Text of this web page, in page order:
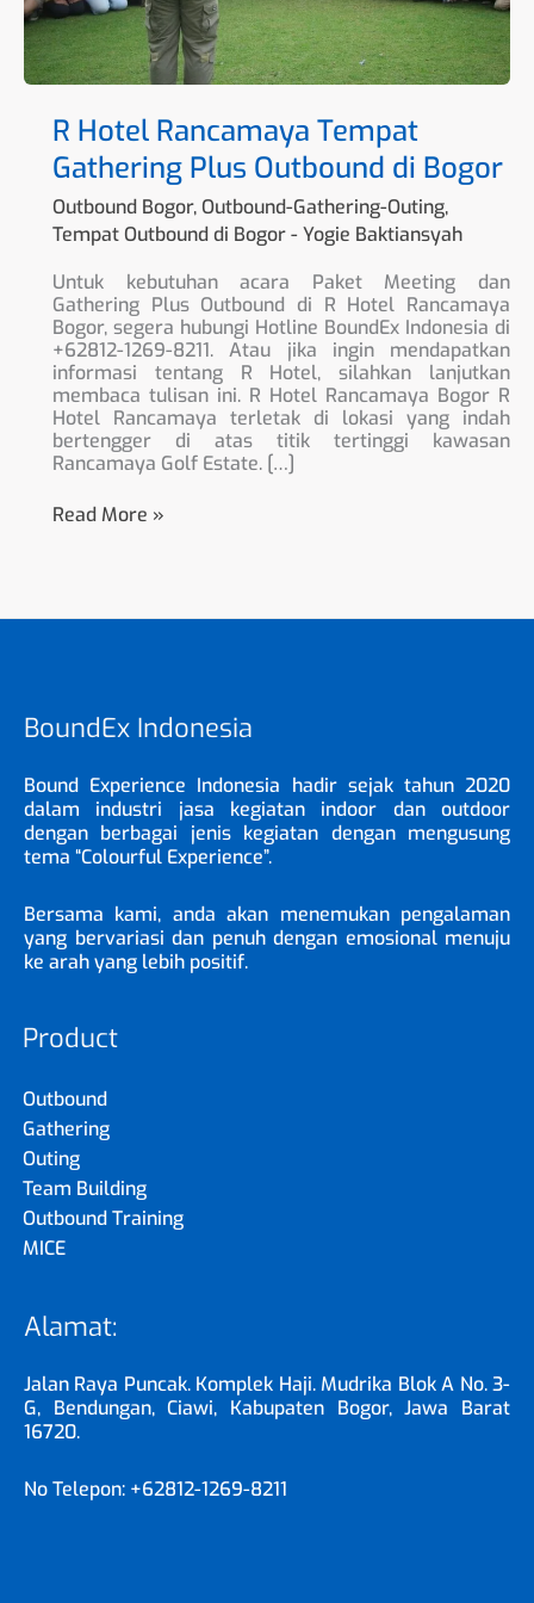
R Hotel Rancamaya Tempat
Gathering Plus Outbound di Bogor
Outbound Bogor, Outbound-Gathering-Outing,
Tempat Outbound di Bogor-Yogie Baktiansyah
Untuk kebutuhan acara Paket Meeting dan
Gathering Plus Outbound di R Hotel Rancamaya
Bogor, segera hubungi Hotline BoundEx Indonesia di
+62812-1269-8211. Atau jika ingin mendapatkan
informasi tentang R Hotel, silahkan lanjutkan
membaca tulisan ini. R Hotel Rancamaya Bogor R
Hotel Rancamaya terletak di lokasi yang indah
bertengger di atas titik tertinggi kawasan
Rancamaya Golf Estate. […]
Read More »
BoundEx Indonesia
Bound Experience Indonesia hadir sejak tahun 2020
dalam industri jasa kegiatan indoor dan outdoor
dengan berbagai jenis kegiatan dengan mengusung
tema “Colourful Experience”.
Bersama kami, anda akan menemukan pengalaman
yang bervariasi dan penuh dengan emosional menuju
ke arah yang lebih positif.
Product
Outbound
Gathering
Outing
Team Building
Outbound Training
MICE
Alamat:
Jalan Raya Puncak. Komplek Haji. Mudrika Blok A No. 3-
G, Bendungan, Ciawi, Kabupaten Bogor, Jawa Barat
16720.
No Telepon: +62812-1269-8211